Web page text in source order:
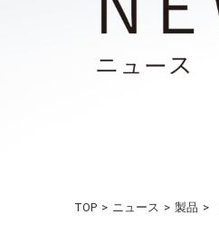
TOP ニュース 製品